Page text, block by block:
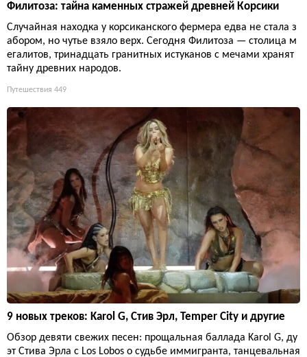
Филитоза: тайна каменных стражей древней Корсики
Случайная находка у корсиканского фермера едва не стала з
абором, но чутье взяло верх. Сегодня Филитоза — столица м
егалитов, тринадцать гранитных истуканов с мечами хранят
тайну древних народов.
Путешествия 449
9 новых треков: Karol G, Стив Эрл, Temper City и другие
Обзор девяти свежих песен: прощальная баллада Karol G, ду
эт Стива Эрла с Los Lobos о судьбе иммигранта, танцевальная